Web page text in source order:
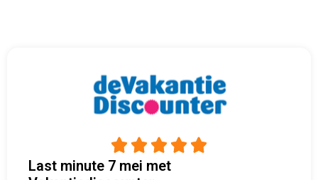
Last minute 7 mei met
Vakantiediscounter